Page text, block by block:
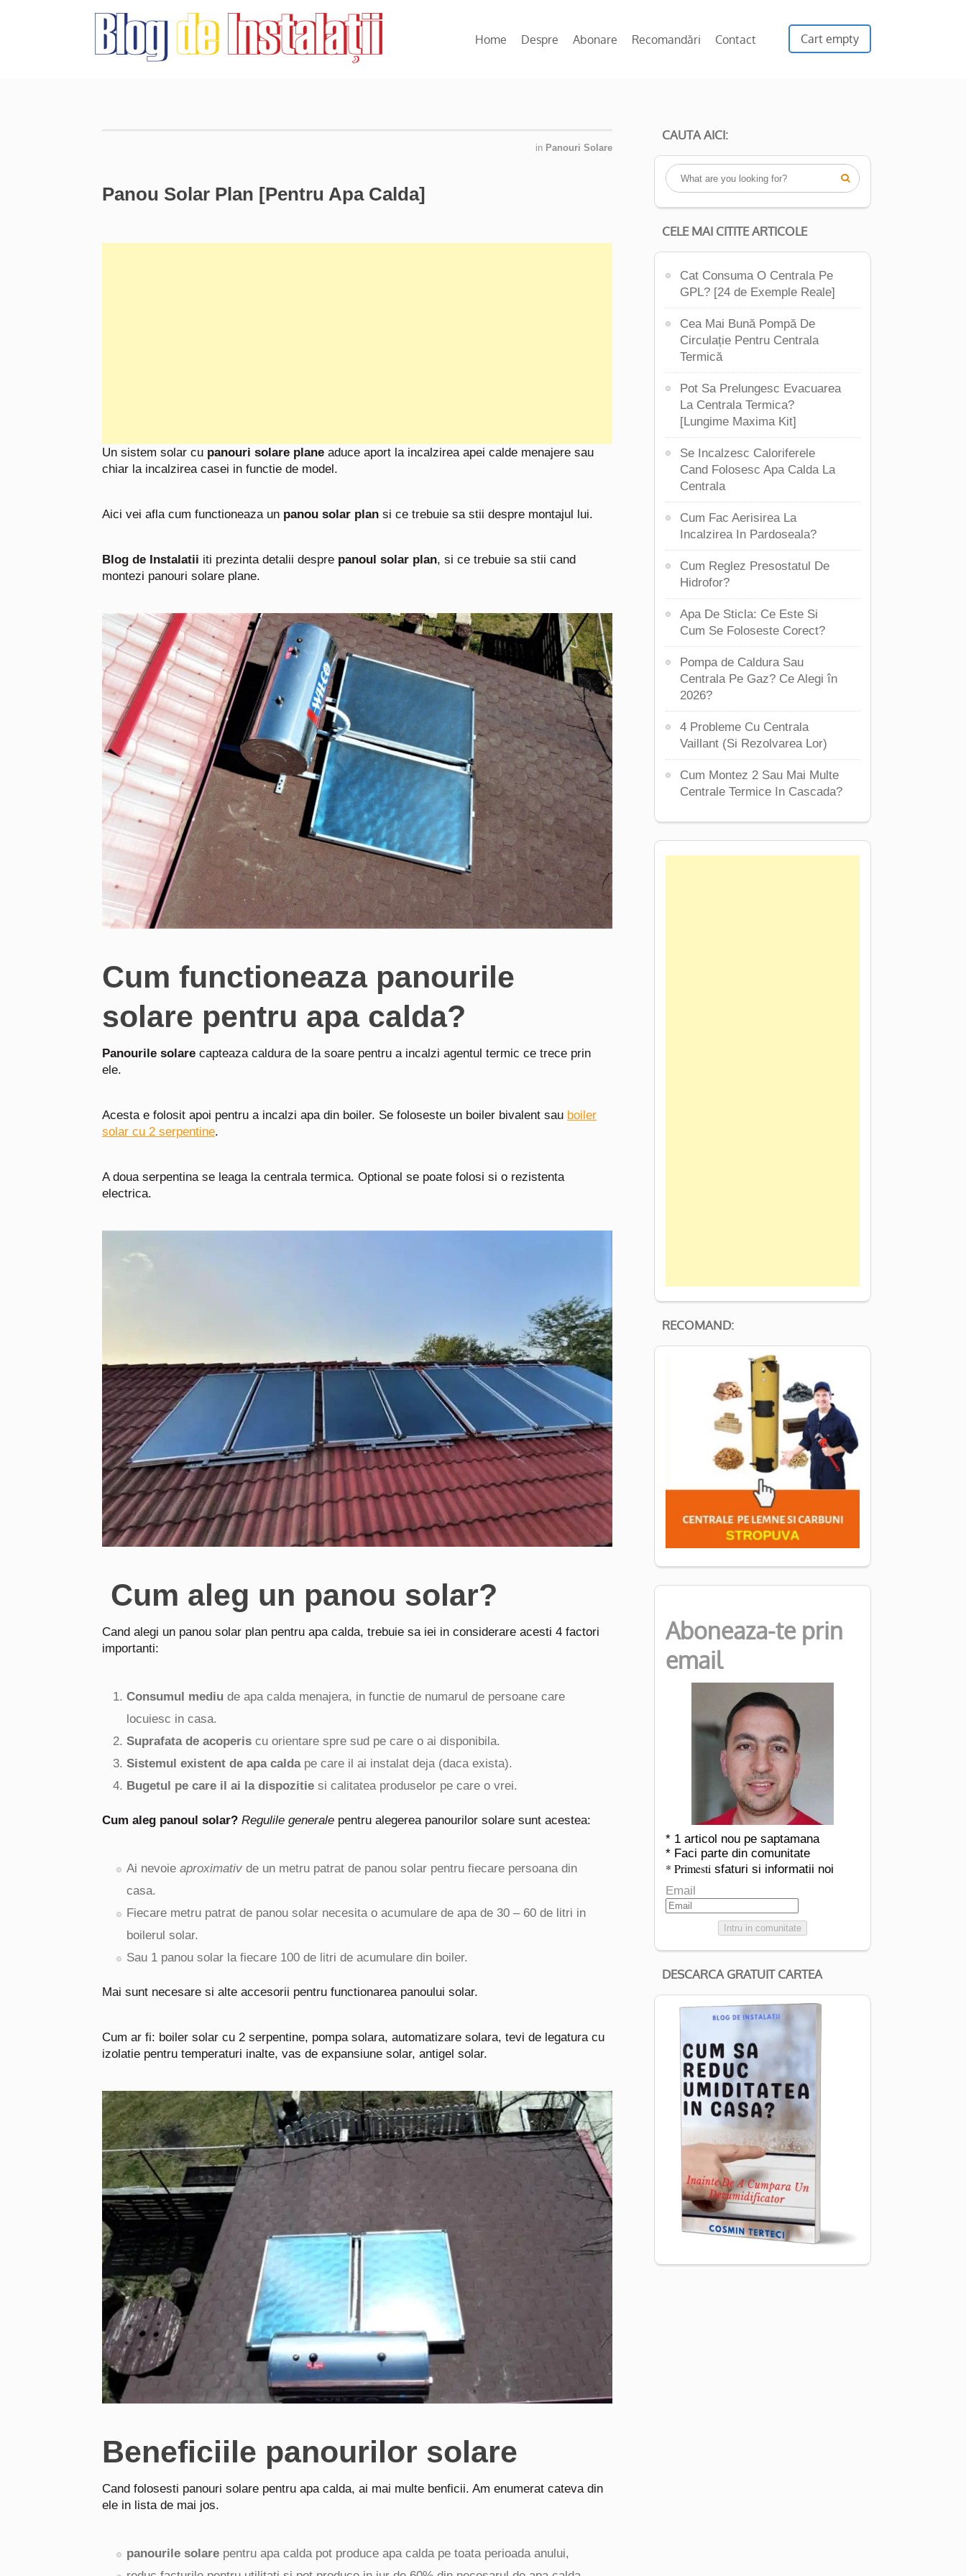
Cart empty
Home Despre Abonare Recomandări Contact
in Panouri Solare
Panou Solar Plan [Pentru Apa Calda]
Un sistem solar cu panouri solare plane aduce aport la incalzirea apei calde menajere sau
chiar la incalzirea casei in functie de model.
Aici vei afla cum functioneaza un panou solar plan si ce trebuie sa stii despre montajul lui.
Blog de Instalatii iti prezinta detalii despre panoul solar plan, si ce trebuie sa stii cand
montezi panouri solare plane.
Cum functioneaza panourile
solare pentru apa calda?
Panourile solare capteaza caldura de la soare pentru a incalzi agentul termic ce trece prin
ele.
Acesta e folosit apoi pentru a incalzi apa din boiler. Se foloseste un boiler bivalent sau boiler
solar cu 2 serpentine.
A doua serpentina se leaga la centrala termica. Optional se poate folosi si o rezistenta
electrica.
Cum aleg un panou solar?
Cand alegi un panou solar plan pentru apa calda, trebuie sa iei in considerare acesti 4 factori
importanti:
Consumul mediu de apa calda menajera, in functie de numarul de persoane care
locuiesc in casa.
Suprafata de acoperis cu orientare spre sud pe care o ai disponibila.
Sistemul existent de apa caldape care il ai instalat deja (daca exista).
Bugetul pe care il ai la dispozitie si calitatea produselor pe care o vrei.
Cum aleg panoul solar? Regulile generale pentru alegerea panourilor solare sunt acestea:
Ai nevoie aproximativ de un metru patrat de panou solar pentru fiecare persoana din
casa.
Fiecare metru patrat de panou solar necesita o acumulare de apa de 30 – 60 de litri in
boilerul solar.
Sau 1 panou solar la fiecare 100 de litri de acumulare din boiler.
Mai sunt necesare si alte accesorii pentru functionarea panoului solar.
Cum ar fi: boiler solar cu 2 serpentine, pompa solara, automatizare solara, tevi de legatura cu
izolatie pentru temperaturi inalte, vas de expansiune solar, antigel solar.
Beneficiile panourilor solare
Cand folosesti panouri solare pentru apa calda, ai mai multe benficii. Am enumerat cateva din
ele in lista de mai jos.
panourile solare pentru apa calda pot produce apa calda pe toata perioada anului,
CAUTA AICI:

CELE MAI CITITE ARTICOLE
Cat Consuma O Centrala Pe
GPL? [24 de Exemple Reale]
Cea Mai Bună Pompă De
Circulație Pentru Centrala
Termică
Pot Sa Prelungesc Evacuarea
La Centrala Termica?
[Lungime Maxima Kit]
Se Incalzesc Caloriferele
Cand Folosesc Apa Calda La
Centrala
Cum Fac Aerisirea La
Incalzirea In Pardoseala?
Cum Reglez Presostatul De
Hidrofor?
Apa De Sticla: Ce Este Si
Cum Se Foloseste Corect?
Pompa de Caldura Sau
Centrala Pe Gaz? Ce Alegi în
2026?
4 Probleme Cu Centrala
Vaillant (Si Rezolvarea Lor)
Cum Montez 2 Sau Mai Multe
Centrale Termice In Cascada?
RECOMAND:
Aboneaza-te prin
email
* 1 articol nou pe saptamana
* Faci parte din comunitate
* Primestisfaturi si informatii noi
Email
Intru in comunitate
DESCARCA GRATUIT CARTEA